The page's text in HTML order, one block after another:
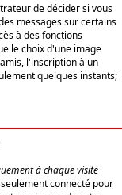
de décider si vous
messages sur certains
à des fonctions
le choix d'une image
l'inscription à un
quelques instants;
à chaque visite
connecté pour